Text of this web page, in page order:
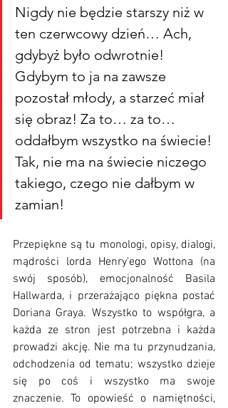
Nigdy nie będzie starszy niż w
ten czerwcowy dzień… Ach,
gdybyż było odwrotnie!
Gdybym to ja na zawsze
pozostał młody, a starzeć miał
się obraz! Za to… za to…
oddałbym wszystko na świecie!
Tak, nie ma na świecie niczego
takiego, czego nie dałbym w
zamian!
Przepiękne są tu monologi, opisy, dialogi,
mądrości lorda Henry'ego Wottona (na
swój sposób), emocjonalność Basila
Hallwarda, i przerażająco piękna postać
Doriana Graya. Wszystko to współgra, a
każda ze stron jest potrzebna i każda
prowadzi akcję. Nie ma tu przynudzania,
odchodzenia od tematu; wszystko dzieje
się po coś i wszystko ma swoje
znaczenie. To opowieść o namiętności,